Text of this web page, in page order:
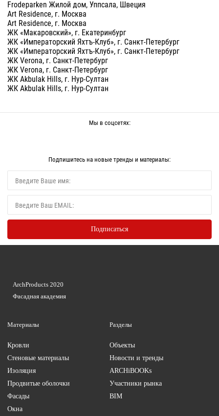
Frodeparken Жилой дом, Уппсала, Швеция
Art Residence, г. Москва
Art Residence, г. Москва
ЖК «Макаровский», г. Екатеринбург
ЖК «Императорский Яхтъ-Клуб», г. Санкт-Петербург
ЖК «Императорский Яхтъ-Клуб», г. Санкт-Петербург
ЖК Verona, г. Санкт-Петербург
ЖК Verona, г. Санкт-Петербург
ЖК Akbulak Hills, г. Нур-Султан
ЖК Akbulak Hills, г. Нур-Султан
Мы в соцсетях:
Подпишитесь на новые тренды и материалы:
Материалы
Кровли
Стеновые материалы
Изоляция
Продвитые оболочки
Фасады
Окна
Разделы
Объекты
Новости и тренды
ARCHiBOOKs
Участники рынка
BIM
ArchProducts 2020
Фасадная академия